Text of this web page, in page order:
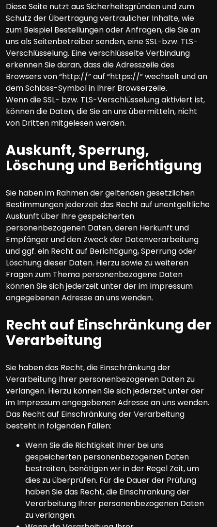
Diese Seite nutzt aus Sicherheitsgründen und zum
Schutz der Übertragung vertraulicher Inhalte, wie
zum Beispiel Bestellungen oder Anfragen, die Sie an
uns als Seitenbetreiber senden, eine SSL-bzw. TLS-
Verschlüsselung. Eine verschlüsselte Verbindung
erkennen Sie daran, dass die Adresszeile des
Browsers von “http://” auf “https://” wechselt und an
dem Schloss-Symbol in Ihrer Browserzeile.
Wenn die SSL- bzw. TLS-Verschlüsselung aktiviert ist,
können die Daten, die Sie an uns übermitteln, nicht
von Dritten mitgelesen werden.
Auskunft, Sperrung,
Löschung und Berichtigung
Sie haben im Rahmen der geltenden gesetzlichen
Bestimmungen jederzeit das Recht auf unentgeltliche
Auskunft über Ihre gespeicherten
personenbezogenen Daten, deren Herkunft und
Empfänger und den Zweck der Datenverarbeitung
und ggf. ein Recht auf Berichtigung, Sperrung oder
Löschung dieser Daten. Hierzu sowie zu weiteren
Fragen zum Thema personenbezogene Daten
können Sie sich jederzeit unter der im Impressum
angegebenen Adresse an uns wenden.
Recht auf Einschränkung der
Verarbeitung
Sie haben das Recht, die Einschränkung der
Verarbeitung Ihrer personenbezogenen Daten zu
verlangen. Hierzu können Sie sich jederzeit unter der
im Impressum angegebenen Adresse an uns wenden.
Das Recht auf Einschränkung der Verarbeitung
besteht in folgenden Fällen:
Wenn Sie die Richtigkeit Ihrer bei uns
gespeicherten personenbezogenen Daten
bestreiten, benötigen wir in der Regel Zeit, um
dies zu überprüfen. Für die Dauer der Prüfung
haben Sie das Recht, die Einschränkung der
Verarbeitung Ihrer personenbezogenen Daten
zu verlangen.